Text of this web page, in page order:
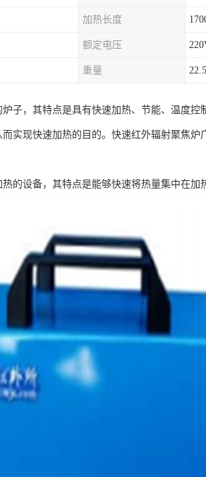
加热长度
额定电压
重量
子，其特点是具有快速加热、节能、温度控
实现快速加热的目的。快速红外辐射聚焦炉
的设备，其特点是能够快速将热量集中在加